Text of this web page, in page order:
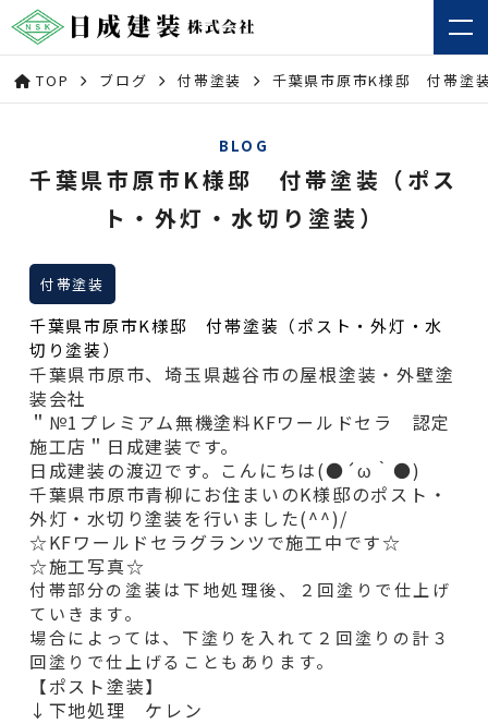
TOP ブログ 付帯塗装 千葉県市原市K様邸 付帯塗
BLOG
千葉県市原市K様邸 付帯塗装（ポス
ト・外灯・水切り塗装）
付帯塗装
千葉県市原市K様邸 付帯塗装（ポスト・外灯・水
切り塗装）
千葉県市原市、埼玉県越谷市の屋根塗装・外壁塗
装会社
＂№1プレミアム無機塗料KFワールドセラ 認定
施工店＂日成建装です。
日成建装の渡辺です。こんにちは(●´ω｀●)
千葉県市原市青柳にお住まいのK様邸のポスト・
外灯・水切り塗装を行いました(^^)/
☆KFワールドセラグランツで施工中です☆
☆施工写真☆
付帯部分の塗装は下地処理後、２回塗りで仕上げ
ていきます。
場合によっては、下塗りを入れて２回塗りの計３
回塗りで仕上げることもあります。
【ポスト塗装】
↓下地処理 ケレン